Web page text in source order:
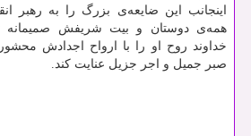
اینجانب این ضایعه‌ی بزرگ را به رهبر
همه‌ی دوستان و بیت شریفش
خداوند روح او را با ارواح اجدادش محشور
صبر جمیل و اجر جزیل عنایت كند.